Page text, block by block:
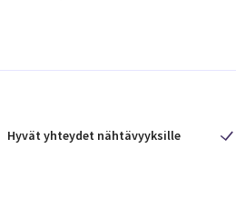
Hyvät yhteydet nähtävyyksille